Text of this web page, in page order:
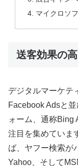
マイクロソ
送客効果の
デジタルマーケテ
Facebook Adsと
ォーム、通称Bing
注目を集めていま
ば、ヤフー検索が
Yahoo、そして